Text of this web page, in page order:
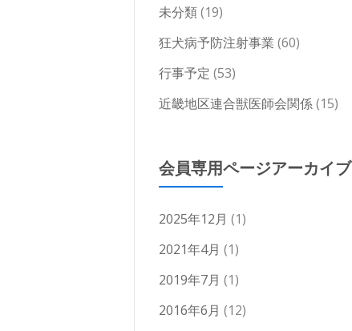
未分類(19)
狂犬病予防注射事業 (60)
行事予定 (53)
近畿地区連合獣医師会関係(15)
会員専用ページアーカイブ
2025年12月 (1)
2021年4月 (1)
2019年7月 (1)
2016年6月 (12)